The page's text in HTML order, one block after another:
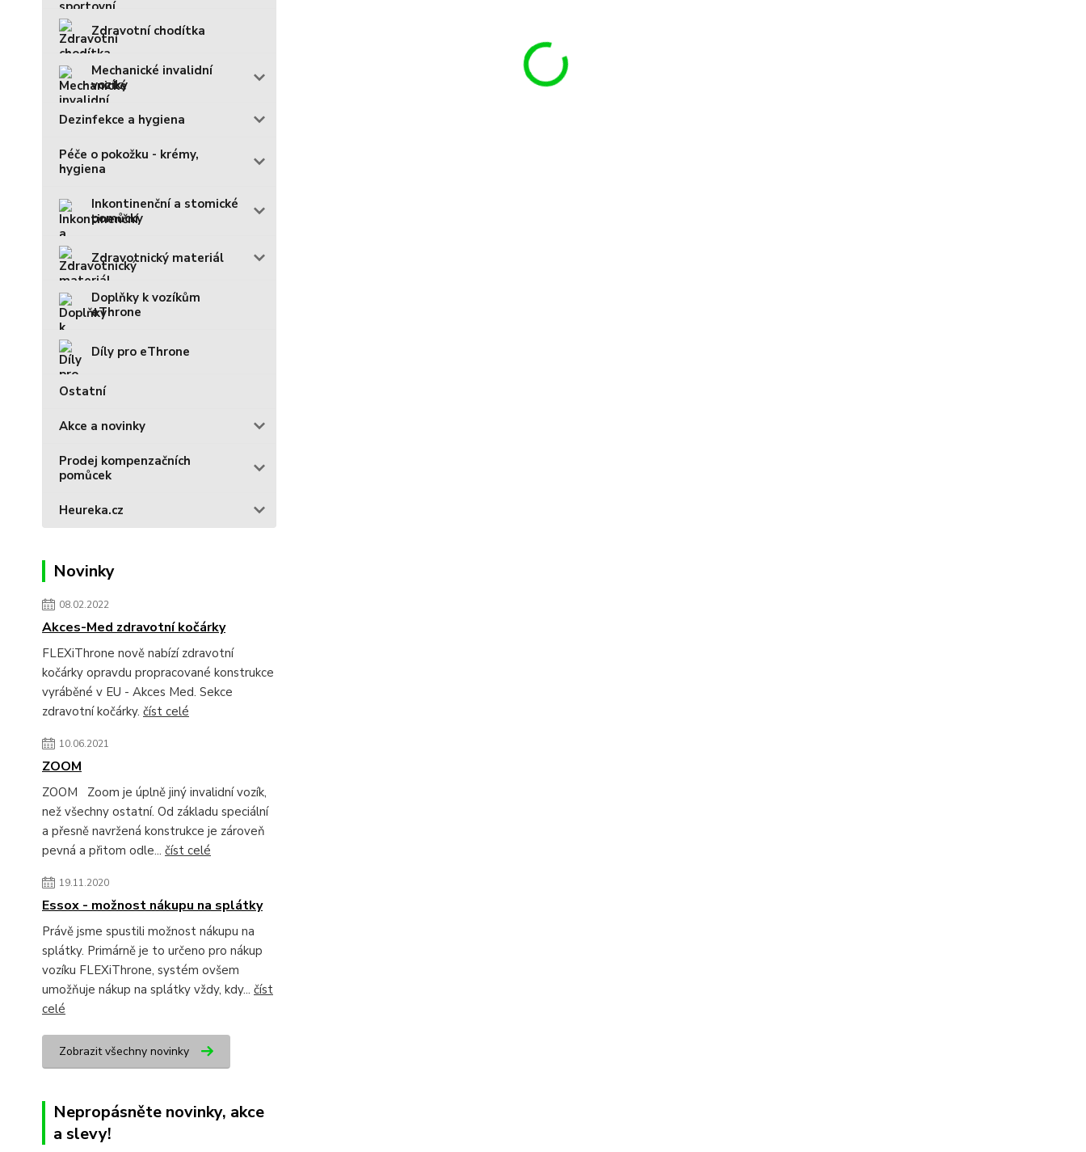
Zdravotní chodítka
Mechanické invalidní
vozíky
Dezinfekce a hygiena
Péče o pokožku - krémy,
hygiena
Inkontinenční a stomické
pomůcky
Zdravotnický materiál
Doplňky k vozíkům
eThrone
Díly pro eThrone
Ostatní
Akce a novinky
Prodej kompenzačních
pomůcek
Heureka.cz
Novinky
08.02.2022
Akces-Med zdravotní kočárky
FLEXiThrone nově nabízí zdravotní
kočárky opravdu propracované konstrukce
vyráběné v EU - Akces Med. Sekce
zdravotní kočárky. číst celé
10.06.2021
ZOOM
ZOOM Zoom je úplně jiný invalidní vozík,
než všechny ostatní. Od základu speciální
a přesně navržená konstrukce je zároveň
pevná a přitom odle... číst celé
19.11.2020
Essox - možnost nákupu na splátky
Právě jsme spustili možnost nákupu na
splátky. Primárně je to určeno pro nákup
vozíku FLEXiThrone, systém ovšem
umožňuje nákup na splátky vždy, kdy... číst
celé
Zobrazit všechny novinky
Nepropásněte novinky, akce
a slevy!